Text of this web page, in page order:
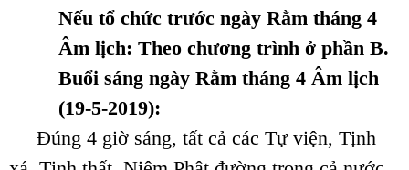
Nếu tổ chức trước ngày Rằm tháng 4
Âm lịch: Theo chương trình ở phần B.
Buổi sáng ngày Rằm tháng 4 Âm lịch
(19-5-2019):
Đúng 4 giờ sáng, tất cả các Tự viện, Tịnh